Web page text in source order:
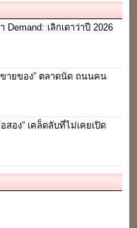
เลิกเดาว่าปี 2026
ขายของ” ตลาดนัด ถนนคน
สอง” เคล็ดลับที่ไม่เคยเปิด